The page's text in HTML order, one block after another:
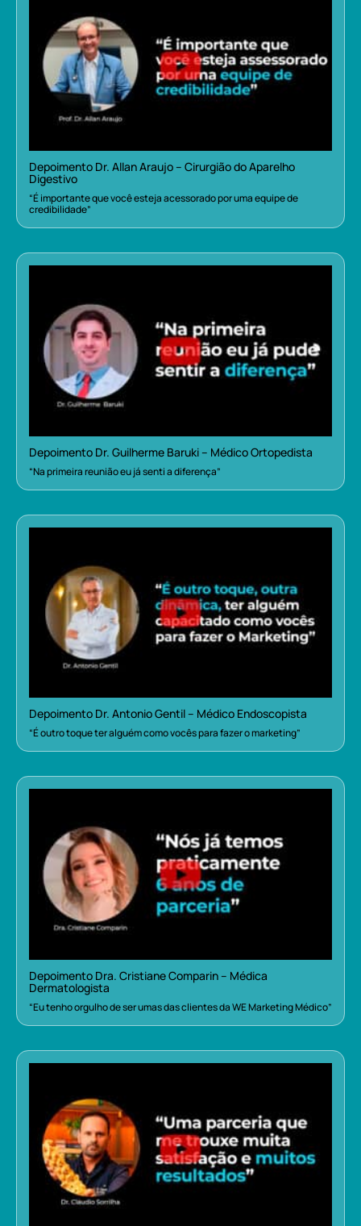
Depoimento Dr. Allan Araujo – Cirurgião do Aparelho
Digestivo
“É importante que você esteja acessorado por uma equipe de
credibilidade”
Depoimento Dr. Guilherme Baruki – Médico Ortopedista
“Na primeira reunião eu já senti a diferença”
Depoimento Dr. Antonio Gentil – Médico Endoscopista
“É outro toque ter alguém como vocês para fazer o marketing”
Depoimento Dra. Cristiane Comparin – Médica
Dermatologista
“Eu tenho orgulho de ser umas das clientes da WE Marketing Médico”